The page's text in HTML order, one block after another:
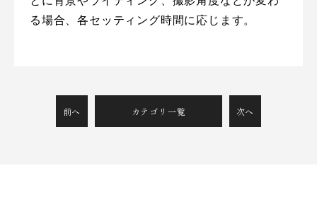
る場合、各セッティング時間に応じます。
前へ カテゴリ一覧 次へ